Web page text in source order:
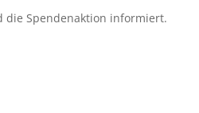
die Spendenaktion informiert.